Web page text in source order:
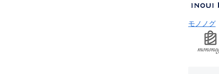
モノノグ